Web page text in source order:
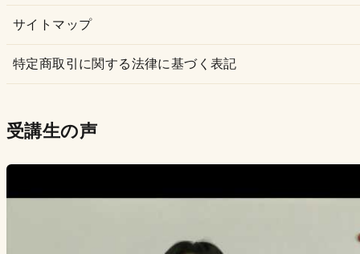
サイトマップ
特定商取引に関する法律に基づく表記
受講生の声